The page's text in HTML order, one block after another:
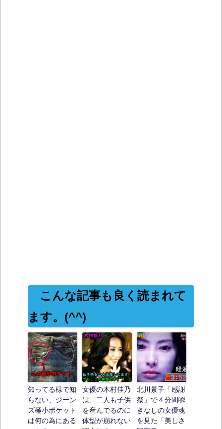
こんな記事も良く読まれて
ます。(^^)
知ってる様で知
らない、ジーン
ズ極小ポケット
は何の為にある
女優の木村佳乃
は、二人も子供
を産んでるのに
体型が崩れない
北川景子「感謝
祭」で４分間瞬
きなしの女優魂
を見た「美しさ